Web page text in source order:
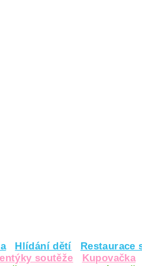
Hlídání dětí Restaurace
soutěže Kupovačka